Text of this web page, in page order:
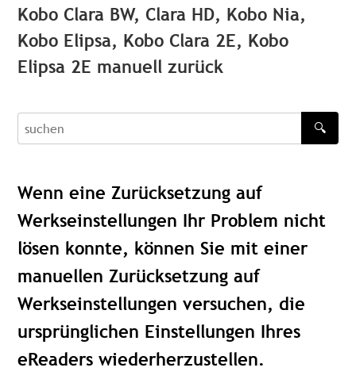
Kobo Clara BW, Clara HD, Kobo Nia,
Kobo Elipsa, Kobo Clara 2E, Kobo
Elipsa 2E manuell zurück
recherche
🔍
Wenn eine Zurücksetzung auf
Werkseinstellungen Ihr Problem nicht
lösen konnte, können Sie mit einer
manuellen Zurücksetzung auf
Werkseinstellungen versuchen, die
ursprünglichen Einstellungen Ihres
eReaders wiederherzustellen.